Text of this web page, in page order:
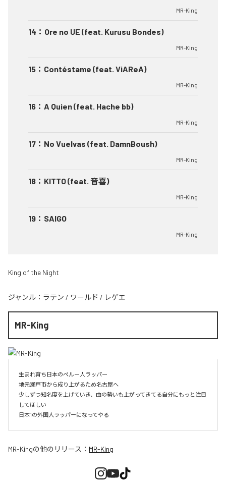
MR-King
14 ： Ore no UE (feat. Kurusu Bondes)
MR-King
15 ： Contéstame (feat. ViAReA)
MR-King
16 ： A Quien (feat. Hache bb)
MR-King
17 ： No Vuelvas (feat. DamnBoush)
MR-King
18 ： KITTO (feat. 音喜)
MR-King
19 ： SAIGO
MR-King
King of the Night
ジャンル： ラテン / ワールド / レゲエ
MR-King
生まれ育ち日本のペルー人ラッパー
地元瀬戸市から成り上がるため名古屋へ
少しずつ知名度を上げていき、曲の勢いも上がってきてる自分にもっと注目
してほしい
日本1の外国人ラッパーになってやる
MR-Kingの他のリリース： MR-King